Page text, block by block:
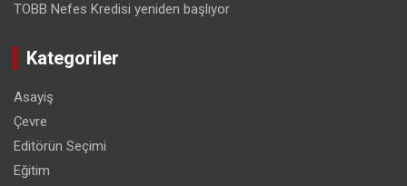
TOBB Nefes Kredisi yeniden başlıyor
Kategoriler
Asayiş
Çevre
Editörün Seçimi
Eğitim